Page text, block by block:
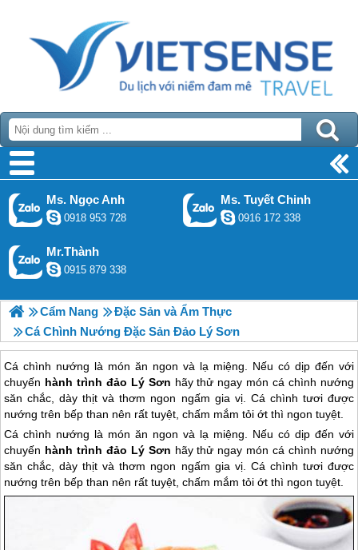
Ms. Ngọc Anh
0918 953 728
Ms. Tuyết Chinh
0916 172 338
Mr.Thành
0915 879 338
Cẩm Nang
Đặc Sản và Ẩm Thực
Cá Chình Nướng Đặc Sản Đảo Lý Sơn
Cá chình nướng là món ăn ngon và lạ miệng. Nếu có dịp đến với
chuyến hành trình đảo Lý Sơn hãy thử ngay món cá chình nướng
săn chắc, dày thịt và thơm ngon ngấm gia vị. Cá chình tươi được
nướng trên bếp than nên rất tuyệt, chấm mắm tỏi ớt thì ngon tuyệt.
Cá chình nướng là món ăn ngon và lạ miệng. Nếu có dịp đến với
chuyến hành trình đảo Lý Sơn hãy thử ngay món cá chình nướng
săn chắc, dày thịt và thơm ngon ngấm gia vị. Cá chình tươi được
nướng trên bếp than nên rất tuyệt, chấm mắm tỏi ớt thì ngon tuyệt.